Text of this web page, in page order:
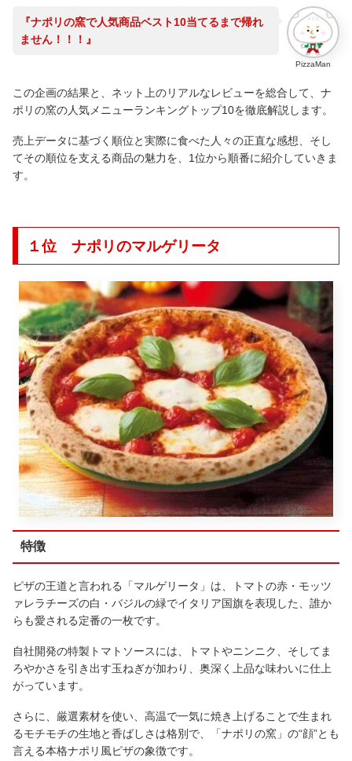
PizzaMan
『ナポリの窯で人気商品ベスト10当てるまで帰れ
ません！！！』
この企画の結果と、ネット上のリアルなレビューを総合して、ナ
ポリの窯の人気メニューランキングトップ10を徹底解説します。
売上データに基づく順位と実際に食べた人々の正直な感想、そし
てその順位を支える商品の魅力を、1位から順番に紹介していきま
す。
１位 ナポリのマルゲリータ
特徴
ピザの王道と言われる「マルゲリータ」は、トマトの赤・モッツ
ァレラチーズの白・バジルの緑でイタリア国旗を表現した、誰か
らも愛される定番の一枚です。
自社開発の特製トマトソースには、トマトやニンニク、そしてま
ろやかさを引き出す玉ねぎが加わり、奥深く上品な味わいに仕上
がっています。
さらに、厳選素材を使い、高温で一気に焼き上げることで生まれ
るモチモチの生地と香ばしさは格別で、「ナポリの窯」の“顔”とも
言える本格ナポリ風ピザの象徴です。